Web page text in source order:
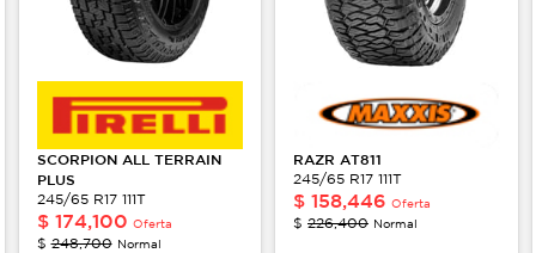
SCORPION ALL TERRAIN
PLUS
245/65 R17 111T
$ 174,100 Oferta
$248,700 Normal
RAZR AT811
245/65 R17 111T
$ 158,446 Oferta
$ 226,400 Normal